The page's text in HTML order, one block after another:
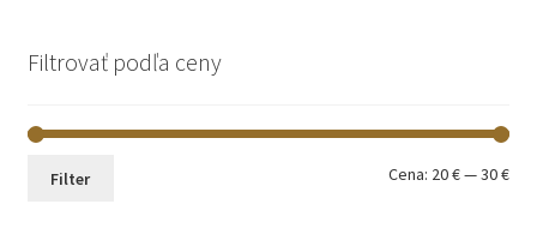
Filtrovať podľa ceny
Filter Cena: 20 €—30 €